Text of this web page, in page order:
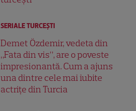
SERIALE TURCEŞTI
Demet Özdemir, vedeta din
„Fata din vis”, are o poveste
impresionantă. Cum a ajuns
una dintre cele mai iubite
actrițe din Turcia